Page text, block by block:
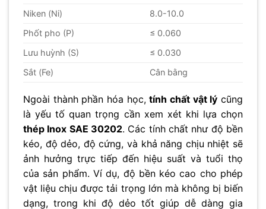
Niken (Ni)
8.0-10.0
Phốt pho (P)
≤ 0.060
Lưu huỳnh (S)
≤ 0.030
Sắt (Fe)
Cân bằng
Ngoài thành phần hóa học,tính chất vật lý cũng
là yếu tố quan trọng cần xem xét khi lựa chọn
thép Inox SAE 30202. Các tính chất như độ bền
kéo, độ dẻo, độ cứng, và khả năng chịu nhiệt sẽ
ảnh hưởng trực tiếp đến hiệu suất và tuổi thọ
của sản phẩm. Ví dụ, độ bền kéo cao cho phép
vật liệu chịu được tải trọng lớn mà không bị biến
dạng, trong khi độ dẻo tốt giúp dễ dàng gia